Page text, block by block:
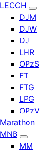
LEOCH
DJM
DJW
DJ
LHR
OPzS
FT
FTG
LPG
OPzV
Marathon
MNB
MM